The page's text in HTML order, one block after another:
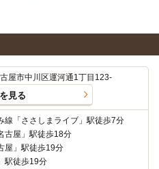
屋市中川区運河通1丁目123-
見る
線「ささしまライブ」駅徒歩7分
古屋」駅徒歩18分
屋」駅徒歩19分
駅徒歩19分